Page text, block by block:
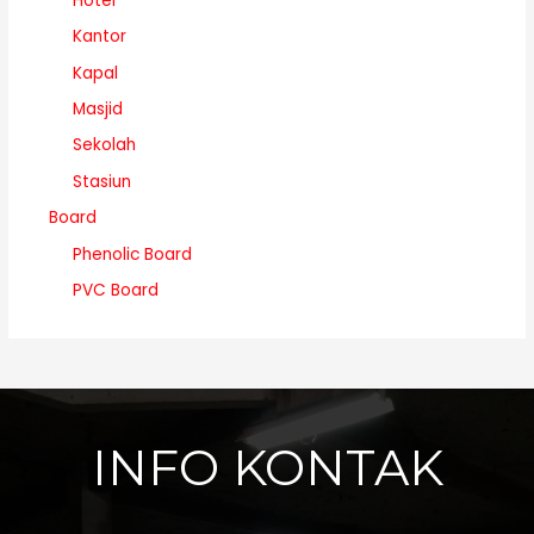
Kantor
Kapal
Masjid
Sekolah
Stasiun
Board
Phenolic Board
PVC Board
INFO KONTAK